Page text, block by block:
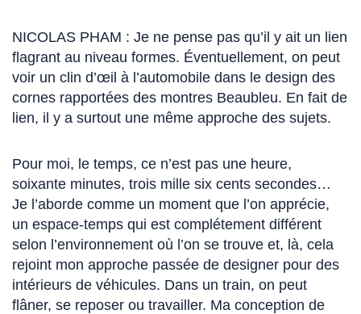
NICOLAS PHAM : Je ne pense pas qu’il y ait un lien
flagrant au niveau formes. Éventuellement, on peut
voir un clin d’œil à l’automobile dans le design des
cornes rapportées des montres Beaubleu. En fait de
lien, il y a surtout une même approche des sujets.
Pour moi, le temps, ce n’est pas une heure,
soixante minutes, trois mille six cents secondes…
Je l’aborde comme un moment que l’on apprécie,
un espace-temps qui est complétement différent
selon l’environnement où l’on se trouve et, là, cela
rejoint mon approche passée de designer pour des
intérieurs de véhicules. Dans un train, on peut
flâner, se reposer ou travailler. Ma conception de